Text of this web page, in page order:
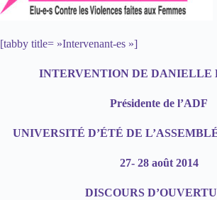
[tabby title= »Intervenant-es »]
INTERVENTION DE DANIELLE
Présidente de l’ADF
UNIVERSITÉ D’ÉTÉ DE
27- 28 août 2014
DISCOURS